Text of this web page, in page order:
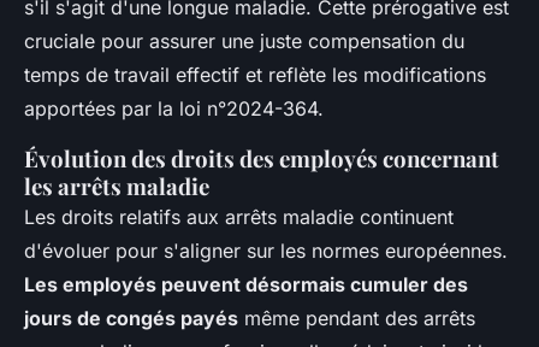
s'il s'agit d'une longue maladie. Cette prérogative est
cruciale pour assurer une juste compensation du
temps de travail effectif et reflète les modifications
apportées par la loi n°2024-364.
Évolution des droits des employés concernant
les arrêts maladie
Les droits relatifs aux arrêts maladie continuent
d'évoluer pour s'aligner sur les normes européennes.
Les employés peuvent désormais cumuler des
jours de congés payés même pendant des arrêts